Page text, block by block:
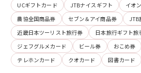
UCギフトカード
JTBナイスギフト
イオ
農協全国商品券
セブン＆アイ商品券
JTB
近畿日本ツーリスト旅行券
日本旅行ギフト旅
ジェフグルメカード
ビール券 おこめ券
テレホンカード
クオカード 図書カード